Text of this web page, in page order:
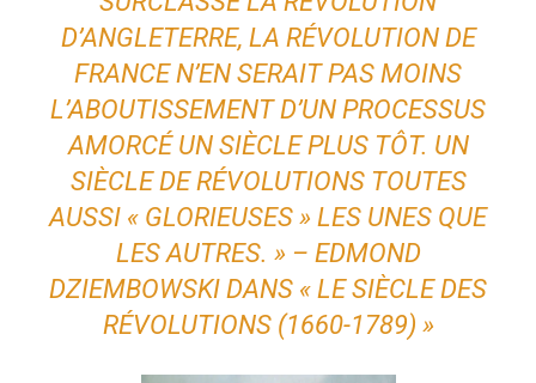
D’ANGLETERRE, LA RÉVOLUTION DE
FRANCE N’EN SERAIT PAS MOINS
L’ABOUTISSEMENT D’UN PROCESSUS
AMORCÉ UN SIÈCLE PLUS TÔT. UN
SIÈCLE DE RÉVOLUTIONS TOUTES
AUSSI « GLORIEUSES » LES UNES QUE
LES AUTRES. » – EDMOND
DZIEMBOWSKI DANS « LE SIÈCLE DES
RÉVOLUTIONS (1660-1789) »